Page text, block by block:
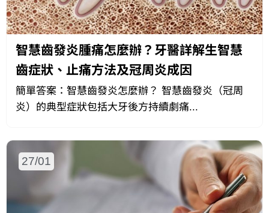
智慧齒發炎腫痛怎麼辦？牙醫詳解生智慧
齒症狀、止痛方法及冠周炎成因
簡單答案：智慧齒發炎怎麼辦？ 智慧齒發炎（冠周
炎）的典型症狀包括大牙後方持續劇痛...
27/01